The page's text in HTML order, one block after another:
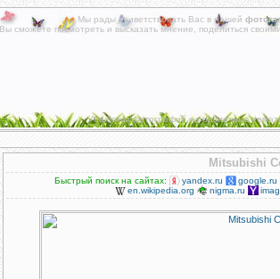
Мы рады приветствовать Вас в нашей
сможете посмотреть и высказать мнение, поделиться
Альбомы фотографий на различные
Mitsubishi
Быстрый поиск на сайтах: yandex.ru google.ru
en.wikipedia.org
nigma.ru